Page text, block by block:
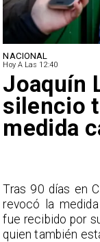
NACIONAL
Hoy A Las 12:40
Joaquín
silencio
medida
Tras 90 días en
revocó la
fue recibido por
quien también